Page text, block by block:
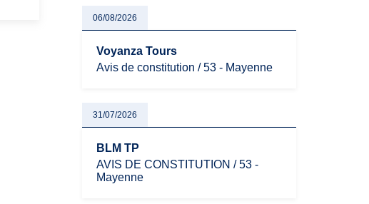
oblige les indépendants à rester
particulièrement vigilants.
06/08/2026
Voyanza Tours
Avis de constitution / 53 - Mayenne
31/07/2026
BLM TP
AVIS DE CONSTITUTION / 53 -
Mayenne